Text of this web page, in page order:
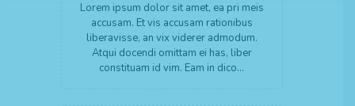
Lorem ipsum dolor sit amet, ea pri meis
accusam. Et vis accusam rationibus
liberavisse, an vix viderer admodum.
Atqui docendi omittam ei has, liber
constituam id vim. Eam in dico…